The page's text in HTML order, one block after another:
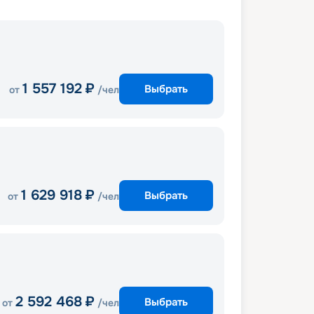
от 1 557 192 ₽ /чел Выбрать
от 1 629 918 ₽ /чел Выбрать
от 2 592 468 ₽ /чел Выбрать